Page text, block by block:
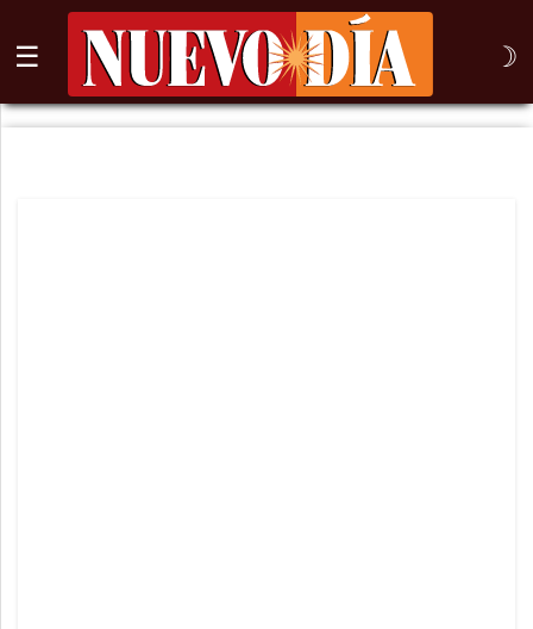
☰ ☽
⌕